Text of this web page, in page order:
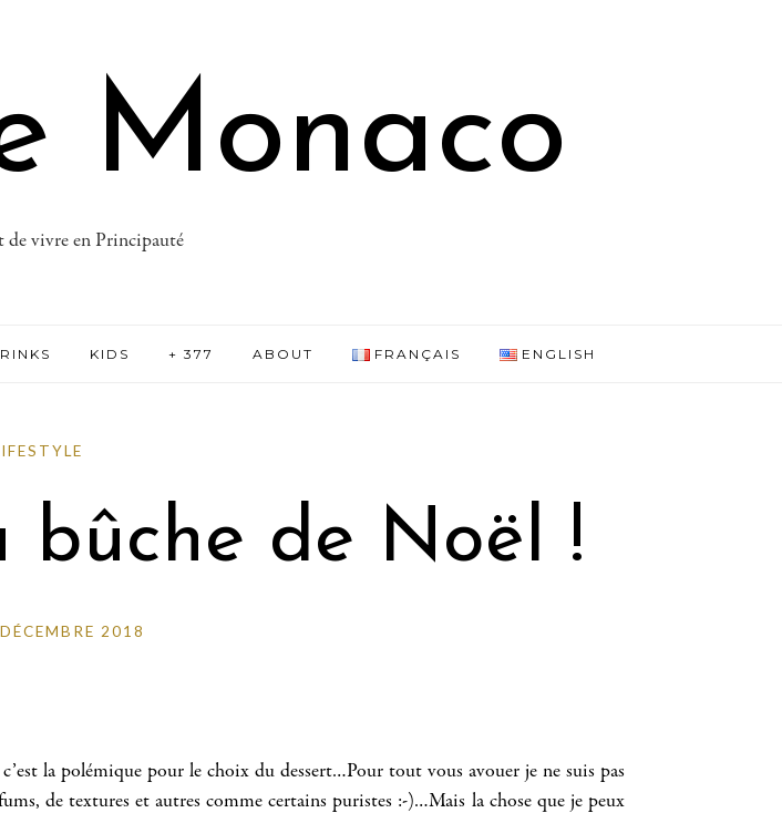
Monaco
de vivre en Principauté
KIDS + 377 ABOUT FRANÇAIS ENGLISH
bûche de Noël !
2018
la polémique pour le choix du dessert…Pour tout vous avouer je ne suis pas
de textures et autres comme certains puristes :-)…Mais la chose que je peux